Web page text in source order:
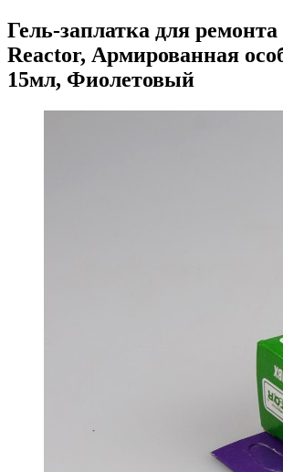
Гель-заплатка для
Reactor, Армированная
15мл, Фиолетовый